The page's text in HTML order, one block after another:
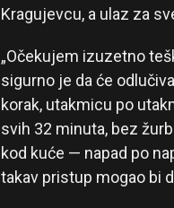
Kragujevcu, a ulaz za
„Očekujem izuzetno
sigurno je da će
korak, utakmicu po
svih 32 minuta, bez
kod kuće — napad po
takav pristup mogao bi